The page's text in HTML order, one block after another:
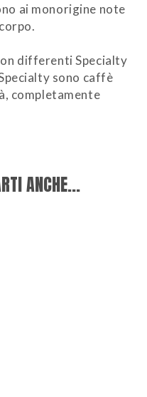
ai monorigine note
differenti Specialty
sono caffè
completamente
ANCHE...